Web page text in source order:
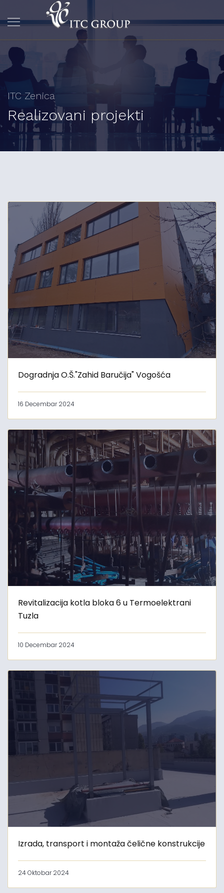
ITC Zenica
Realizovani projekti
Dogradnja O.Š."Zahid Baručija" Vogošća
16 Decembar 2024
Revitalizacija kotla bloka 6 u Termoelektrani
Tuzla
10 Decembar 2024
Izrada, transport i montaža čelične konstrukcije
24 Oktobar 2024